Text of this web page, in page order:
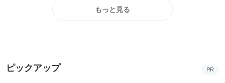
もっと見る
ピックアップ PR